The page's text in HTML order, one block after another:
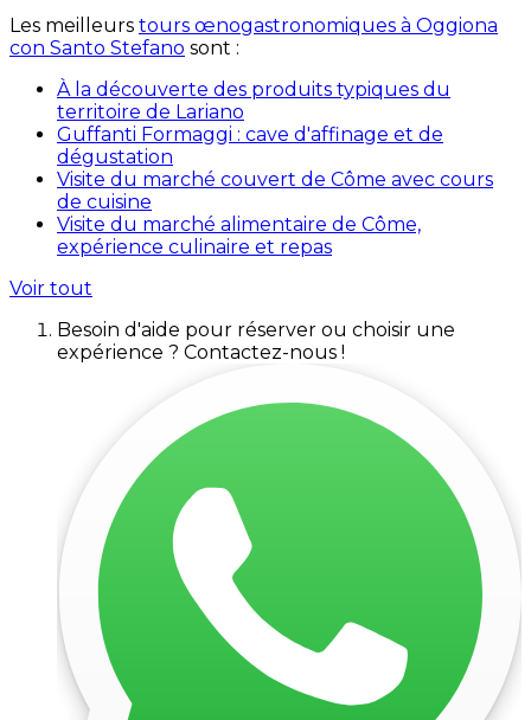
Les meilleurs tours œnogastronomiques à Oggiona
con Santo Stefano sont :
À la découverte des produits typiques du
territoire de Lariano
Guffanti Formaggi : cave d'affinage et de
dégustation
Visite du marché couvert de Côme avec cours
de cuisine
Visite du marché alimentaire de Côme,
expérience culinaire et repas
Voir tout
Besoin d'aide pour réserver ou choisir une
expérience ? Contactez-nous !